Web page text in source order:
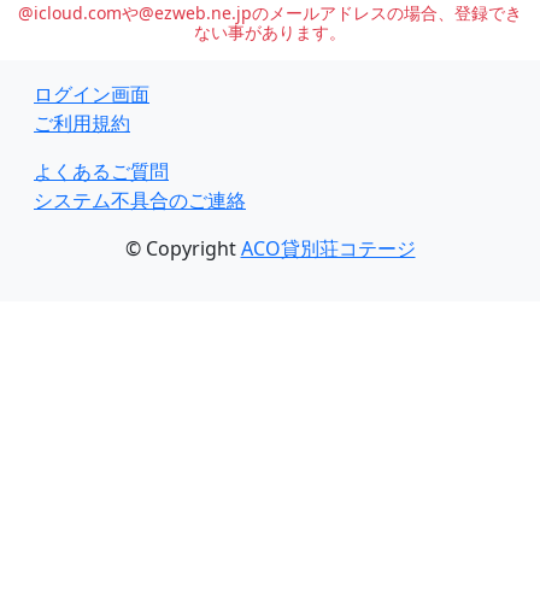
@icloud.comや@ezweb.ne.jpのメールアドレスの場合、登録でき
ない事があります。
ログイン画面
ご利用規約
よくあるご質問
システム不具合のご連絡
© CopyrightACO貸別荘コテージ